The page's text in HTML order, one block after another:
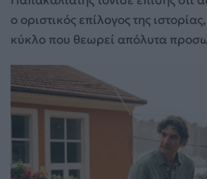
ο οριστικός επίλογος της
κύκλο που θεωρεί απόλυτα